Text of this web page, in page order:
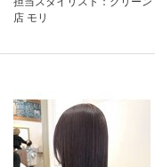
店 モリ